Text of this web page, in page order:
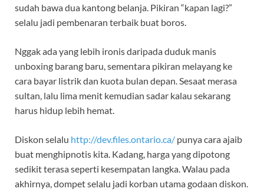
sudah bawa dua kantong belanja. Pikiran “kapan lagi?”
selalu jadi pembenaran terbaik buat boros.
Nggak ada yang lebih ironis daripada duduk manis
unboxing barang baru, sementara pikiran melayang ke
cara bayar listrik dan kuota bulan depan. Sesaat merasa
sultan, lalu lima menit kemudian sadar kalau sekarang
harus hidup lebih hemat.
Diskon selalu http://dev.files.ontario.ca/ punya cara ajaib
buat menghipnotis kita. Kadang, harga yang dipotong
sedikit terasa seperti kesempatan langka. Walau pada
akhirnya, dompet selalu jadi korban utama godaan diskon.